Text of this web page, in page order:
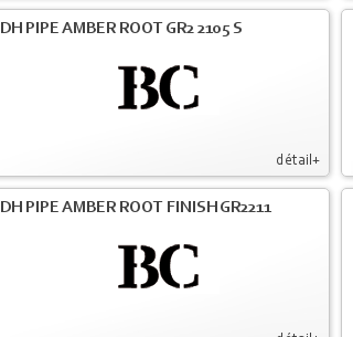
détail+
DH PIPE AMBER ROOT GR2 2105 S
DH PIPE AMBER ROOT FINISH GR2211